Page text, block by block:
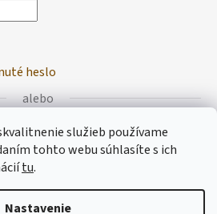
služieb používame
tohto webu súhlasíte s ich
tu.
Nastavenie
heslo
alebo
sa cez Facebook
sa cez Google